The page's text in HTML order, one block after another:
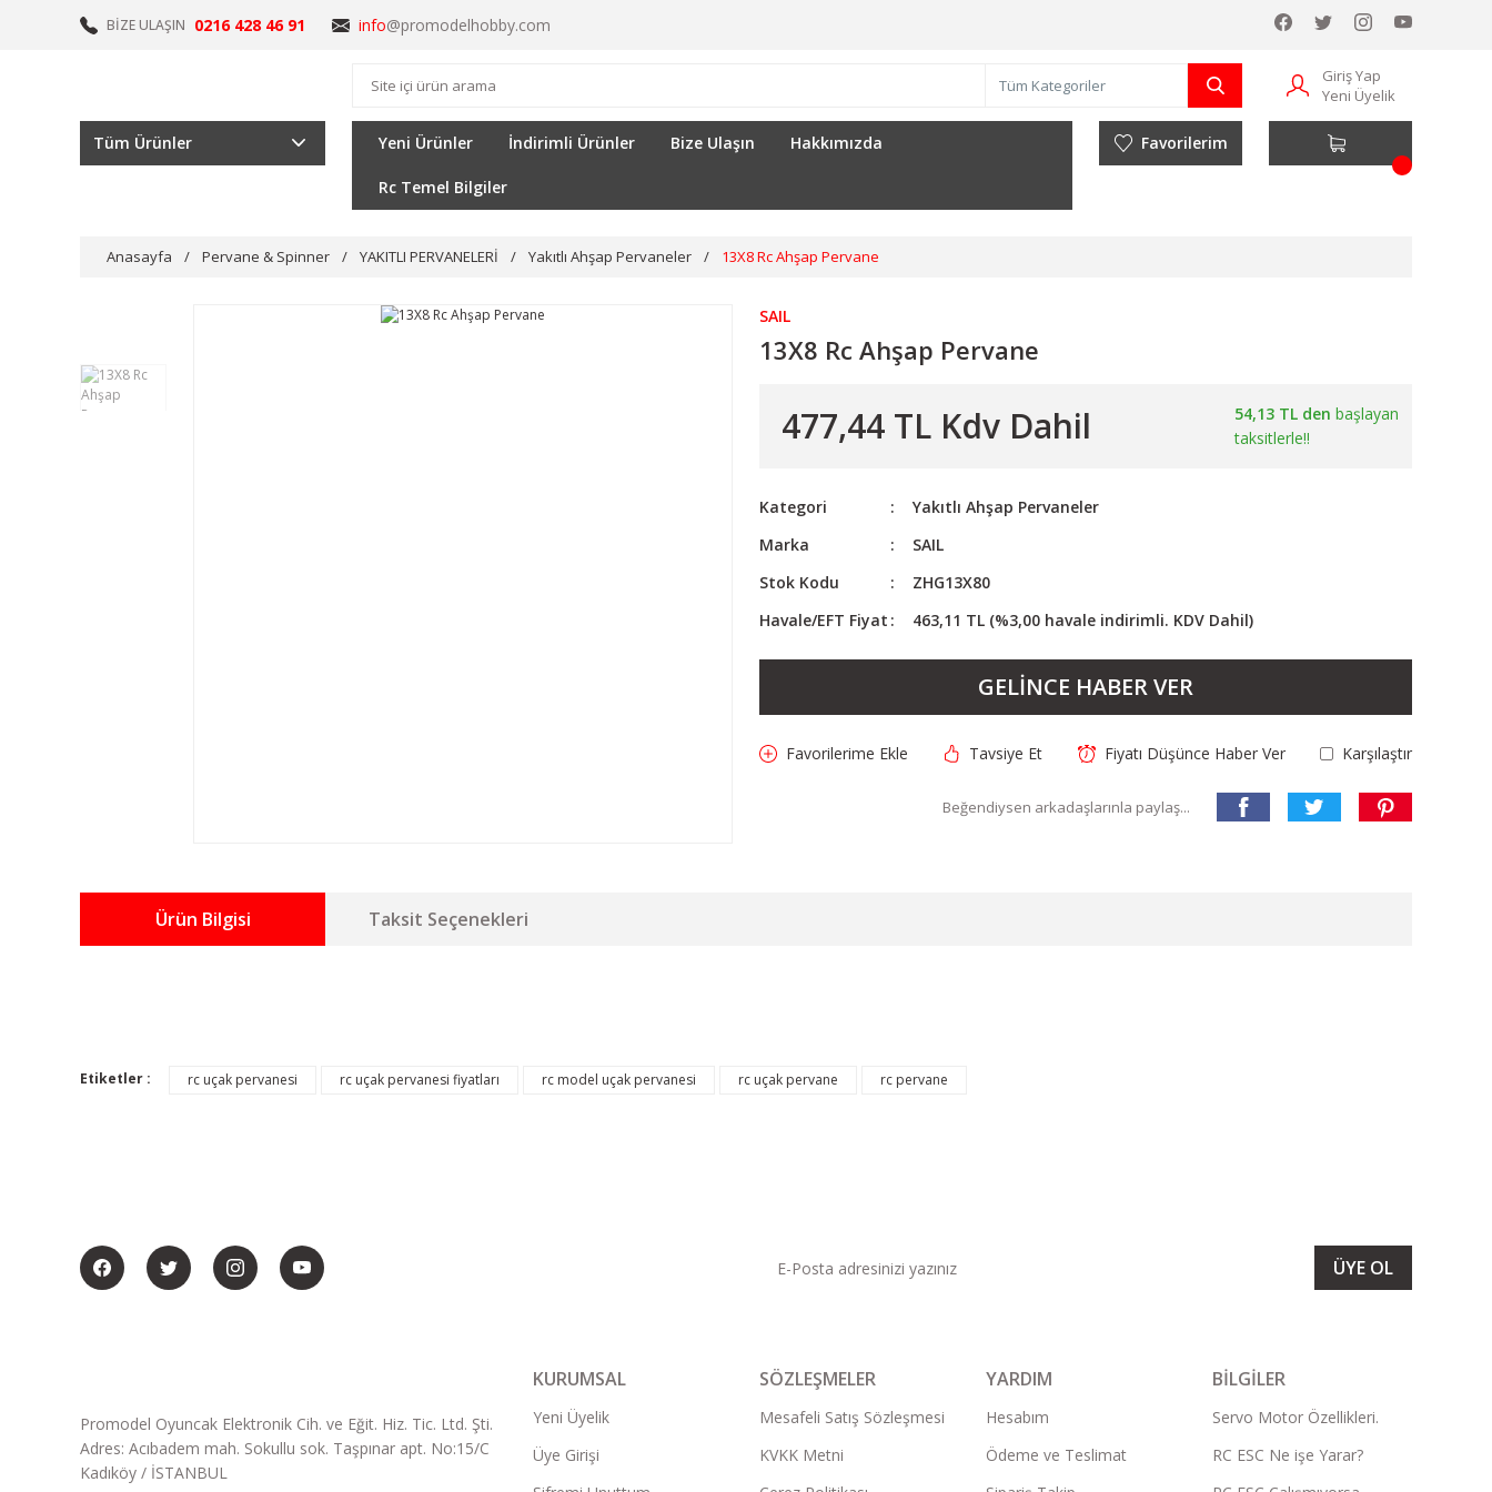
BİZE ULAŞIN 0216 428 46 91 info@promodelhobby.com
Giriş Yap
Yeni Üyelik
Tüm Ürünler Yeni Ürünler İndirimli Ürünler Bize Ulaşın Hakkımızda
Rc Temel Bilgiler
Favorilerim
Anasayfa Pervane & Spinner YAKITLI PERVANELERİ Yakıtlı Ahşap Pervaneler 13X8 Rc Ahşap Pervane
SAIL
13X8 Rc Ahşap Pervane
477,44 TL Kdv Dahil 54,13 TL den başlayan
taksitlerle!!
Kategori
Yakıtlı Ahşap Pervaneler
Marka
SAIL
Stok Kodu
ZHG13X80
Havale/EFT Fiyat
463,11 TL (%3,00 havale indirimli. KDV Dahil)
GELİNCE HABER VER
Tavsiye Et Fiyatı Düşünce Haber Ver Karşılaştır
Beğendiysen arkadaşlarınla paylaş...
Ürün Bilgisi Taksit Seçenekleri
Etiketler : rc uçak pervanesi rc uçak pervanesi fiyatları rc model uçak pervanesi rc uçak pervane rc pervane
ÜYE OL
Promodel Oyuncak Elektronik Cih. ve Eğit. Hiz. Tic. Ltd. Şti.
Adres: Acıbadem mah. Sokullu sok. Taşpınar apt. No:15/C
Kadıköy / İSTANBUL
KURUMSAL
Yeni Üyelik
Üye Girişi
SÖZLEŞMELER
Mesafeli Satış Sözleşmesi
KVKK Metni
YARDIM
Hesabım
Ödeme ve Teslimat
BİLGİLER
Servo Motor Özellikleri.
RC ESC Ne işe Yarar?